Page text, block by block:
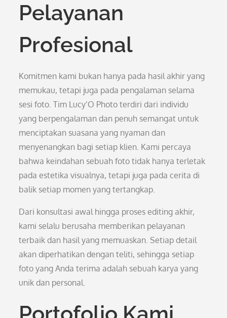
Pelayanan
Profesional
Komitmen kami bukan hanya pada hasil akhir yang
memukau, tetapi juga pada pengalaman selama
sesi foto. Tim Lucy’O Photo terdiri dari individu
yang berpengalaman dan penuh semangat untuk
menciptakan suasana yang nyaman dan
menyenangkan bagi setiap klien. Kami percaya
bahwa keindahan sebuah foto tidak hanya terletak
pada estetika visualnya, tetapi juga pada cerita di
balik setiap momen yang tertangkap.
Dari konsultasi awal hingga proses editing akhir,
kami selalu berusaha memberikan pelayanan
terbaik dan hasil yang memuaskan. Setiap detail
akan diperhatikan dengan teliti, sehingga setiap
foto yang Anda terima adalah sebuah karya yang
unik dan personal.